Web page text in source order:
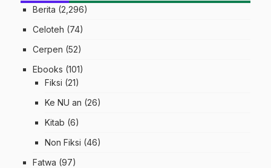
Berita (2,296)
Celoteh (74)
Cerpen (52)
Ebooks (101)
Fiksi (21)
Ke NU an (26)
Kitab (6)
Non Fiksi (46)
Fatwa (97)